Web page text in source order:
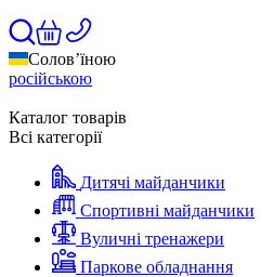
Солов’їною
російською
Каталог товарів
Всі категорії
Дитячі майданчики
Спортивні майданчики
Вуличні тренажери
Паркове обладнання